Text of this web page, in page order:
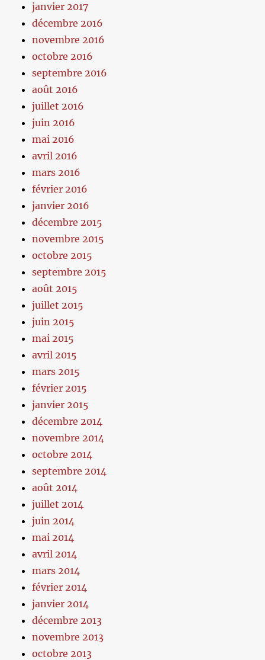
janvier 2017
décembre 2016
novembre 2016
octobre 2016
septembre 2016
août 2016
juillet 2016
juin 2016
mai 2016
avril 2016
mars 2016
février 2016
janvier 2016
décembre 2015
novembre 2015
octobre 2015
septembre 2015
août 2015
juillet 2015
juin 2015
mai 2015
avril 2015
mars 2015
février 2015
janvier 2015
décembre 2014
novembre 2014
octobre 2014
septembre 2014
août 2014
juillet 2014
juin 2014
mai 2014
avril 2014
mars 2014
février 2014
janvier 2014
décembre 2013
novembre 2013
octobre 2013